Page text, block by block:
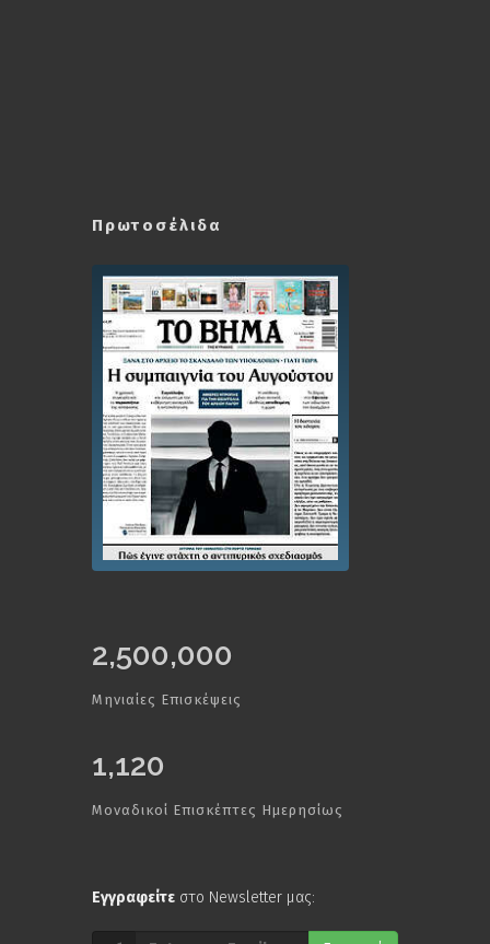
Πρωτοσέλιδα
2,500,000
Μηνιαίες Επισκέψεις
1,120
Μοναδικοί Επισκέπτες Ημερησίως
Εγγραφείτε στο Newsletter μας: